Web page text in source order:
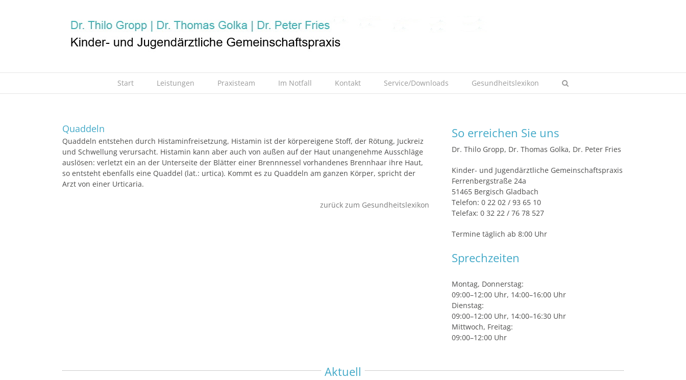
Start Leistungen Praxisteam Im Notfall Kontakt Service/Downloads Gesundheitslexikon
Quaddeln
Quaddeln entstehen durch Histaminfreisetzung, Histamin ist der körpereigene Stoff, der Rötung, Juckreiz
und Schwellung verursacht. Histamin kann aber auch von außen auf der Haut unangenehme Ausschläge
auslösen: verletzt ein an der Unterseite der Blätter einer Brennnessel vorhandenes Brennhaar ihre Haut,
so entsteht ebenfalls eine Quaddel (lat.: urtica). Kommt es zu Quaddeln am ganzen Körper, spricht der
Arzt von einer Urticaria.
zurück zum Gesundheitslexikon
So erreichen Sie uns
Dr. Thilo Gropp, Dr. Thomas Golka, Dr. Peter Fries
Kinder- und Jugendärztliche Gemeinschaftspraxis
Ferrenbergstraße 24a
51465 Bergisch Gladbach
Telefon: 0 22 02 / 93 65 10
Telefax: 0 32 22 / 76 78 527
Termine täglich ab 8:00 Uhr
Sprechzeiten
Montag, Donnerstag:
09:00–12:00 Uhr, 14:00–16:00 Uhr
Dienstag:
09:00–12:00 Uhr, 14:00–16:30 Uhr
Mittwoch, Freitag:
09:00–12:00 Uhr
Aktuell